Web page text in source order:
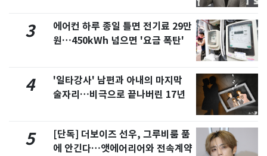
3
에어컨 하루 종일 틀면 전기료 29만
원…450kWh 넘으면 '요금 폭탄'
4
'일타강사' 남편과 아내의 마지막
술자리…비극으로 끝나버린 17년
5
[단독] 더보이즈 선우, 그루비룸 품
에 안긴다…앳에어리어와 전속계약